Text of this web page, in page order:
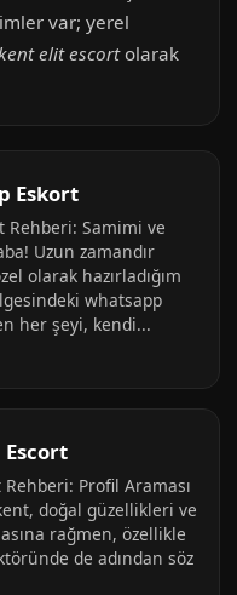
var; yerel
elit escortolarak
Eskort
Rehberi: Samimi ve
Uzun zamandır
olarak hazırladığım
whatsapp
her şeyi, kendi...
Escort
Rehberi: Profil Araması
doğal güzellikleri ve
rağmen, özellikle
de adından söz